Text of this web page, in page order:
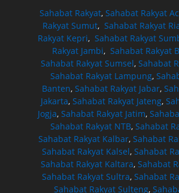
Sahabat Rakyat, Sahabat Rakyat
Rakyat Sumut, Sahabat Rakyat
Rakyat Kepri, Sahabat Rakyat
Rakyat Jambi, Sahabat Rakyat
Sahabat Rakyat Sumsel, Sahabat
Sahabat Rakyat Lampung,
Banten, Sahabat Rakyat Jabar,
Jakarta, Sahabat Rakyat Jateng,
Jogja, Sahabat Rakyat Jatim,
Sahabat Rakyat NTB, Sahabat
Sahabat Rakyat Kalbar, Sahabat
Sahabat Rakyat Kalsel, Sahabat
Sahabat Rakyat Kaltara, Sahabat
Sahabat Rakyat Sultra, Sahabat
Sahabat Rakyat Sulteng,